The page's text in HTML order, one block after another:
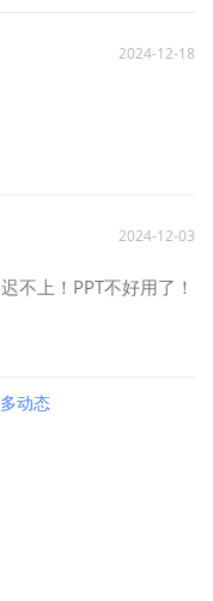
2024-12-18
2024-12-03
不上！PPT不好用了！
动态